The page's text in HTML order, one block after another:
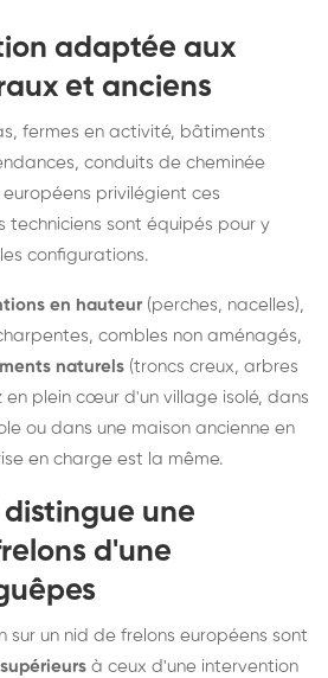
adaptée aux
et anciens
fermes en activité, bâtiments
conduits de cheminée
européens privilégient ces
techniciens sont équipés pour y
configurations.
en hauteur (perches, nacelles),
combles non aménagés,
naturels (troncs creux, arbres
en plein cœur d'un village isolé, dans
ou dans une maison ancienne en
en charge est la même.
distingue une
d'une
sur un nid de frelons européens sont
à ceux d'une intervention